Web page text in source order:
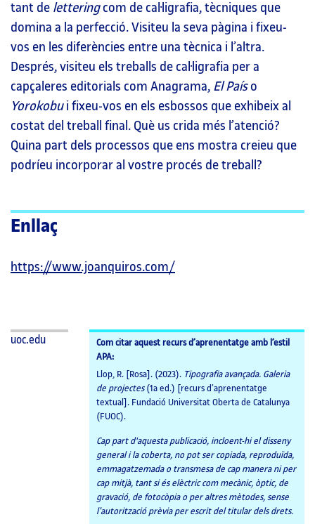
tant de letteringcom de cal·ligrafia, tècniques que
domina a la perfecció. Visiteu la seva pàgina i fixeu-
vos en les diferències entre una tècnica i l’altra.
Després, visiteu els treballs de cal·ligrafia per a
capçaleres editorials com Anagrama, El Paíso
Yorokobui fixeu-vos en els esbossos que exhibeix al
costat del treball final. Què us crida més l’atenció?
Quina part dels processos que ens mostra creieu que
podríeu incorporar al vostre procés de treball?
Enllaç
https://www.joanquiros.com/
uoc.edu
Com citar aquest recurs d’aprenentatge amb l’estil
APA:
Llop, R. [Rosa]. (2023). Tipografia avançada. Galeria
de projectes(1a ed.) [recurs d’aprenentatge
textual]. Fundació Universitat Oberta de Catalunya
(FUOC).
Cap part d'aquesta publicació, incloent-hi el disseny
general i la coberta, no pot ser copiada, reproduïda,
emmagatzemada o transmesa de cap manera ni per
cap mitjà, tant si és elèctric com mecànic, òptic, de
gravació, de fotocòpia o per altres mètodes, sense
l’autorització prèvia per escrit del titular dels drets.